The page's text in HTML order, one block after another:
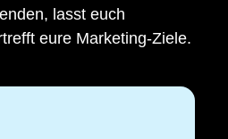
lasst euch
eure Marketing-Ziele.